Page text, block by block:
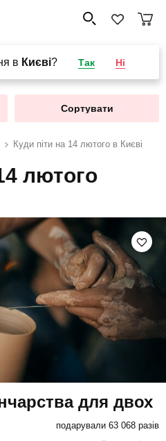
в Києві? Так Ні
Сортувати
Куди піти на 14 лютого в Києві
лютого
для двох
подарували 63 068 разів